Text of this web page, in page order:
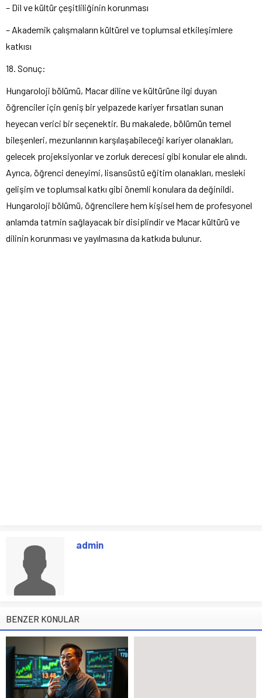
– Dil ve kültür çeşitliliğinin korunması
– Akademik çalışmaların kültürel ve toplumsal etkileşimlere
katkısı
18. Sonuç:
Hungaroloji bölümü, Macar diline ve kültürüne ilgi duyan
öğrenciler için geniş bir yelpazede kariyer fırsatları sunan
heyecan verici bir seçenektir. Bu makalede, bölümün temel
bileşenleri, mezunlarının karşılaşabileceği kariyer olanakları,
gelecek projeksiyonlar ve zorluk derecesi gibi konular ele alındı.
Ayrıca, öğrenci deneyimi, lisansüstü eğitim olanakları, mesleki
gelişim ve toplumsal katkı gibi önemli konulara da değinildi.
Hungaroloji bölümü, öğrencilere hem kişisel hem de profesyonel
anlamda tatmin sağlayacak bir disiplindir ve Macar kültürü ve
dilinin korunması ve yayılmasına da katkıda bulunur.
admin
BENZER KONULAR